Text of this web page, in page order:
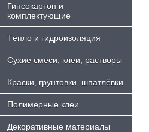
Гипсокартон и
комплектующие
Tепло и гидроизоляция
Сухие смеси, клеи, растворы
Краски, грунтовки, шпатлёвки
Полимерные клеи
Декоративные материалы